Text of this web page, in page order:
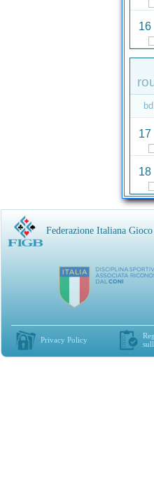
16
17
18
Federazione Italiana
Privacy Policy